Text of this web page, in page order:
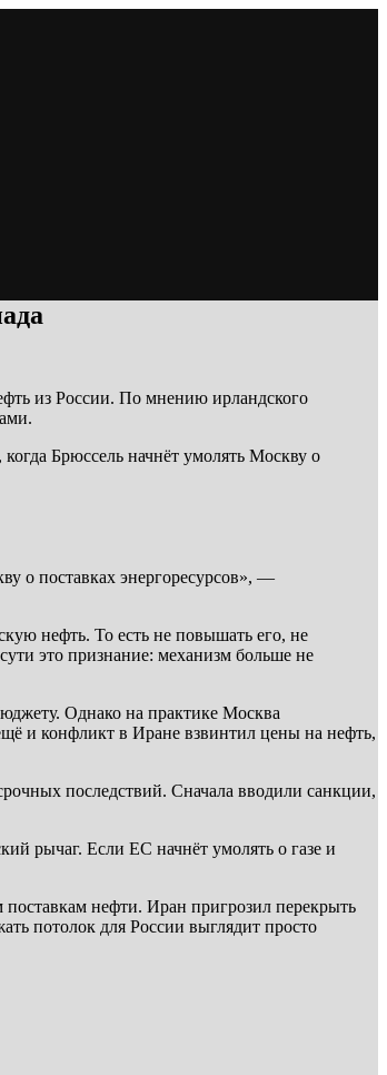
из России. По мнению ирландского
Брюссель начнёт умолять Москву о
о поставках энергоресурсов», —
нефть. То есть не повышать его, не
это признание: механизм больше не
Однако на практике Москва
и конфликт в Иране взвинтил цены на нефть,
последствий. Сначала вводили санкции,
рычаг. Если ЕС начнёт умолять о газе и
нефти. Иран пригрозил перекрыть
потолок для России выглядит просто